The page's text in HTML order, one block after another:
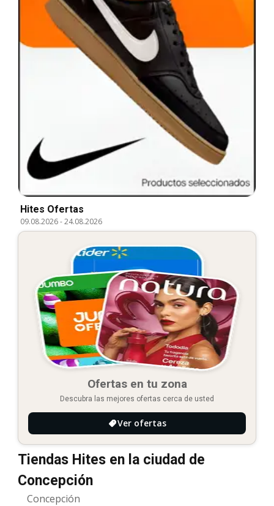
Hites Ofertas
09.08.2026-24.08.2026
Ofertas en tu zona
Descubra las mejores ofertas cerca de usted
Ver ofertas
Tiendas Hites en la ciudad de
Concepción
Concepción